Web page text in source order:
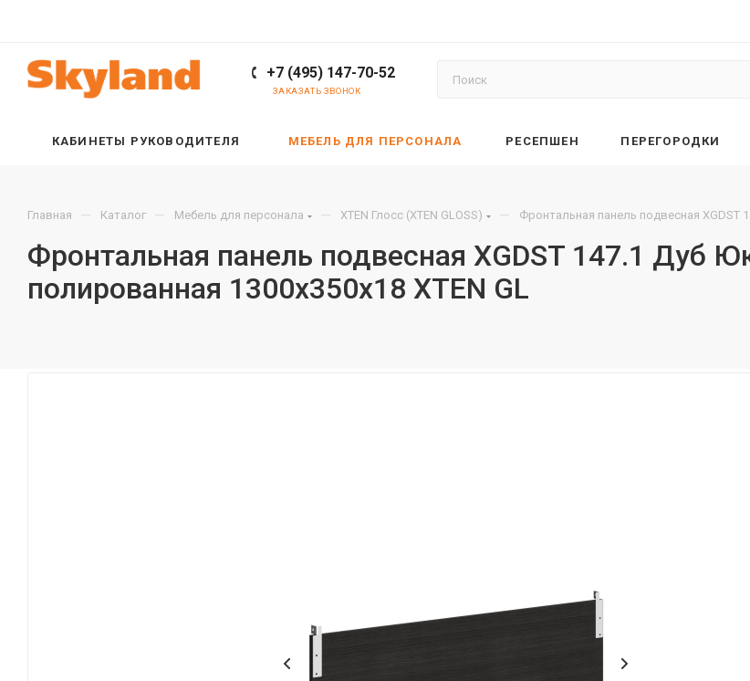
+7 (495) 147-70-52
ЗАКАЗАТЬ ЗВОНОК
КАБИНЕТЫ РУКОВОДИТЕЛЯ МЕБЕЛЬ ДЛЯ ПЕРСОНАЛА РЕСЕПШЕН ПЕРЕГОРОДКИ
Главная — Каталог — Мебель для персонала — XTEN Глосс (XTEN GLOSS) — Фронтальная панель подвесная XGDST
Фронтальная панель подвесная XGDST 147.1 Дуб
полированная 1300х350х18 XTEN GL